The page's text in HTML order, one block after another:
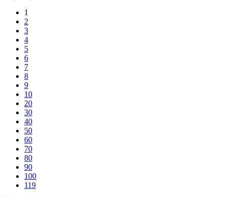
1
2
3
4
5
6
7
8
9
10
20
30
40
50
60
70
80
90
100
119